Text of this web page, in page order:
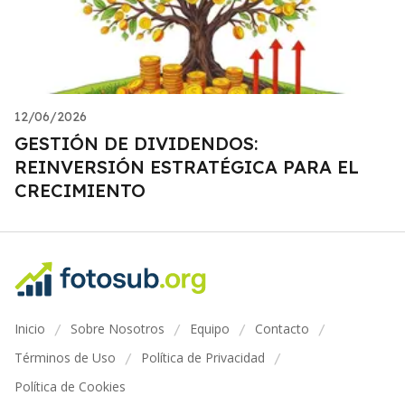
12/06/2026
GESTIÓN DE DIVIDENDOS:
REINVERSIÓN ESTRATÉGICA PARA EL
CRECIMIENTO
Inicio / Sobre Nosotros / Equipo / Contacto /
Términos de Uso / Política de Privacidad /
Política de Cookies